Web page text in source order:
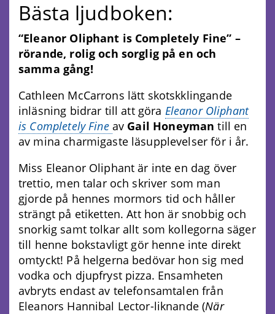
Bästa ljudboken:
“Eleanor Oliphant is Completely Fine” –
rörande, rolig och sorglig på en och
samma gång!
Cathleen McCarrons lätt skotskklingande
inläsning bidrar till att göra Eleanor Oliphant
is Completely Fine av Gail Honeyman till en
av mina charmigaste läsupplevelser för i år.
Miss Eleanor Oliphant är inte en dag över
trettio, men talar och skriver som man
gjorde på hennes mormors tid och håller
strängt på etiketten. Att hon är snobbig och
snorkig samt tolkar allt som kollegorna säger
till henne bokstavligt gör henne inte direkt
omtyckt! På helgerna bedövar hon sig med
vodka och djupfryst pizza. Ensamheten
avbryts endast av telefonsamtalen från
Eleanors Hannibal Lector-liknande (När